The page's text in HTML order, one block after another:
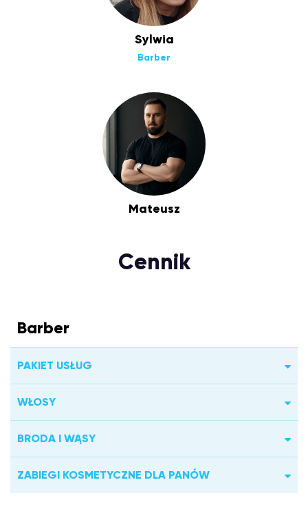
Sylwia
Barber
Mateusz
Cennik
Barber
PAKIET USŁUG
WŁOSY
BRODA I WĄSY
ZABIEGI KOSMETYCZNE DLA PANÓW